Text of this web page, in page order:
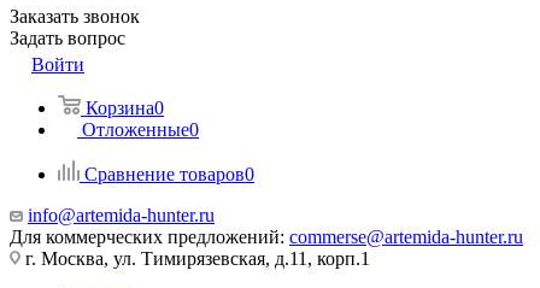
Заказать звонок
Задать вопрос
Войти
Корзина0
Отложенные0
Сравнение товаров0
info@artemida-hunter.ru
Для коммерческих предложений: commerse@artemida-hunter.ru
г. Москва, ул. Тимирязевская, д.11, корп.1